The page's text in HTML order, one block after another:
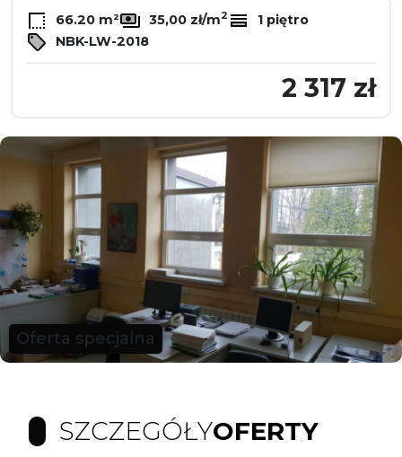
66.20 m² 35,00 zł/m2
1 piętro
NBK-LW-2018
2 317 zł
Oferta specjalna
SZCZEGÓŁYOFERTY